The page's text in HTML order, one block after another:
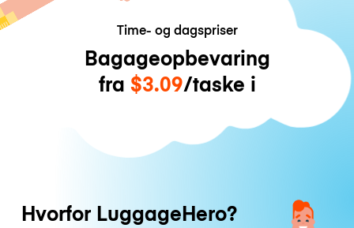
Time- og dagspriser
Bagageopbevaring
fra $3.09/taske i
Hvorfor LuggageHero?